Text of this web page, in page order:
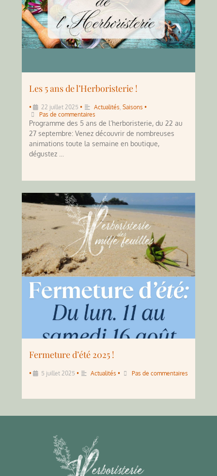
Les 5 ans de l’Herboristerie !
• 22 juillet 2025 • Actualités, Saisons •
Pas de commentaires
Programme des 5 ans de l’herboristerie, du 22 au
27 septembre: Venez découvrir de nombreuses
animations toute la semaine en boutique,
dégustez …
Fermeture d’été 2025 !
• 5 juillet 2025 • Actualités • Pas de commentaires